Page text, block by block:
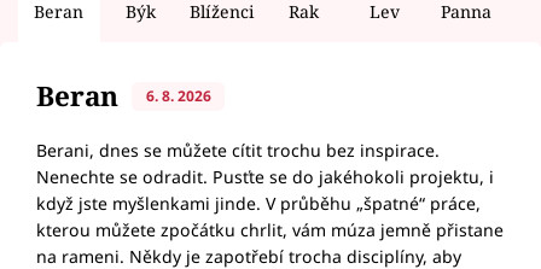
Beran Býk Blíženci Rak Lev Panna
Beran 6. 8. 2026
Berani, dnes se můžete cítit trochu bez inspirace.
Nenechte se odradit. Pusťte se do jakéhokoli projektu, i
když jste myšlenkami jinde. V průběhu „špatné“ práce,
kterou můžete zpočátku chrlit, vám múza jemně přistane
na rameni. Někdy je zapotřebí trocha disciplíny, aby